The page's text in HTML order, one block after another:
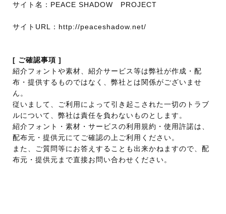
サイト名：PEACE SHADOW PROJECT
サイトURL：http://peaceshadow.net/
[ ご確認事項 ]
紹介フォントや素材、紹介サービス等は弊社が作成・配
布・提供するものではなく、弊社とは関係がございませ
ん。
従いまして、ご利用によって引き起こされた一切のトラブ
ルについて、弊社は責任を負わないものとします。
紹介フォント・素材・サービスの利用規約・使用許諾は、
配布元・提供元にてご確認の上ご利用ください。
また、ご質問等にお答えすることも出来かねますので、配
布元・提供元まで直接お問い合わせください。